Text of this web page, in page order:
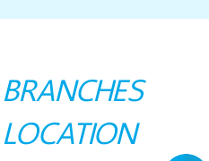
BRANCHES
LOCATION